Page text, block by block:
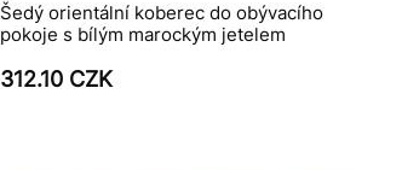
Šedý orientální koberec do obývacího
pokoje s bílým marockým jetelem
312.10 CZK